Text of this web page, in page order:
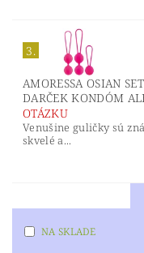
3.
AMORESSA OSIAN
DARČEK KONDÓM
OTÁZKU
Venušine guličky sú
skvelé a...
NA SKLADE